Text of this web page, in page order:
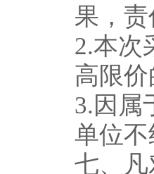
果，
2.本次
高限
3.因属
单位
七、